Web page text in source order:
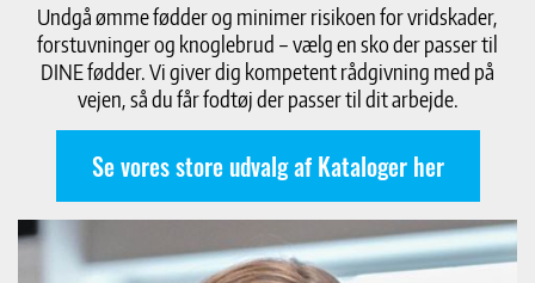
Undgå ømme fødder og minimer risikoen for vridskader,
forstuvninger og knoglebrud – vælg en sko der passer til
DINE fødder. Vi giver dig kompetent rådgivning med på
vejen, så du får fodtøj der passer til dit arbejde.
Se vores store udvalg af Kataloger her